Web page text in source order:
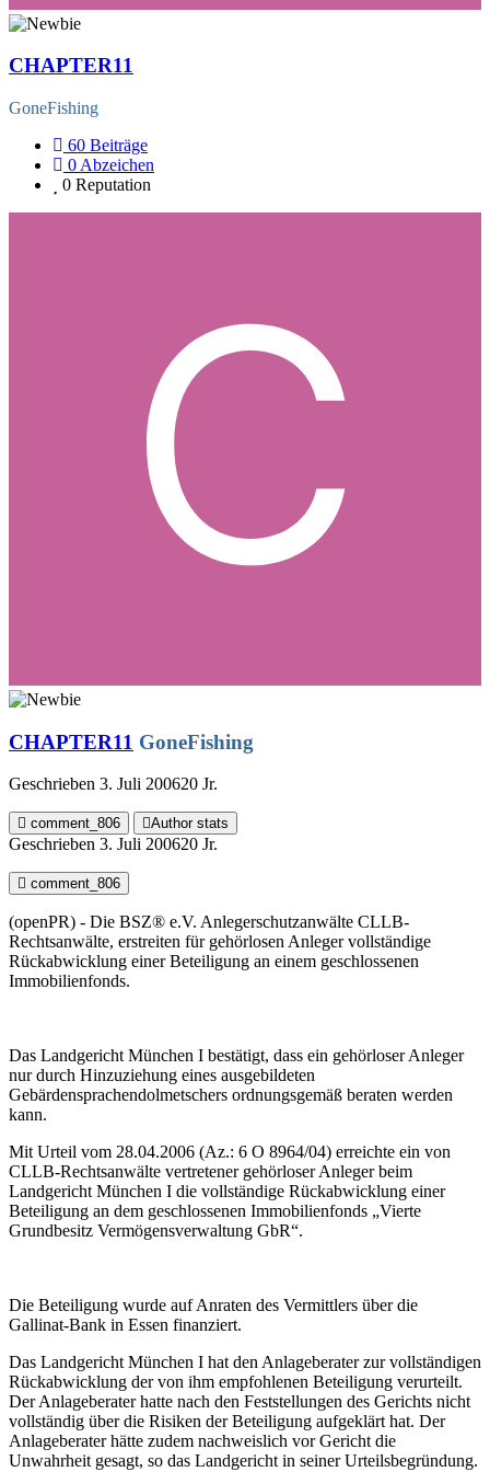
CHAPTER11
GoneFishing
60 Beiträge
0 Abzeichen
0 Reputation
CHAPTER11 GoneFishing
Geschrieben 3. Juli 200620 Jr.
comment_806 Author stats
Geschrieben 3. Juli 200620 Jr.
comment_806
(openPR) - Die BSZ® e.V. Anlegerschutzanwälte CLLB-
Rechtsanwälte, erstreiten für gehörlosen Anleger vollständige
Rückabwicklung einer Beteiligung an einem geschlossenen
Immobilienfonds.
Das Landgericht München I bestätigt, dass ein gehörloser Anleger
nur durch Hinzuziehung eines ausgebildeten
Gebärdensprachendolmetschers ordnungsgemäß beraten werden
kann.
Mit Urteil vom 28.04.2006 (Az.: 6 O 8964/04) erreichte ein von
CLLB-Rechtsanwälte vertretener gehörloser Anleger beim
Landgericht München I die vollständige Rückabwicklung einer
Beteiligung an dem geschlossenen Immobilienfonds „Vierte
Grundbesitz Vermögensverwaltung GbR“.
Die Beteiligung wurde auf Anraten des Vermittlers über die
Gallinat-Bank in Essen finanziert.
Das Landgericht München I hat den Anlageberater zur vollständigen
Rückabwicklung der von ihm empfohlenen Beteiligung verurteilt.
Der Anlageberater hatte nach den Feststellungen des Gerichts nicht
vollständig über die Risiken der Beteiligung aufgeklärt hat. Der
Anlageberater hätte zudem nachweislich vor Gericht die
Unwahrheit gesagt, so das Landgericht in seiner Urteilsbegründung.